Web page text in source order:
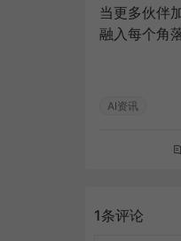
当更多伙伴
融入每个角
AI资讯
1条评论